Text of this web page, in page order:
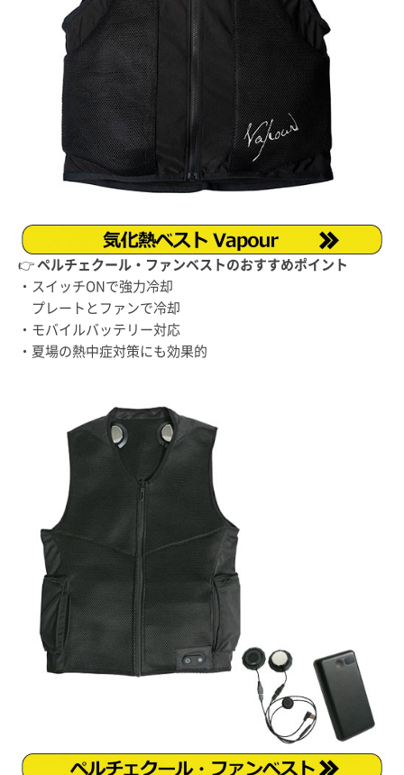
👉 ペルチェクール・ファンベストのおすすめポイント
・スイッチONで強力冷却
プレートとファンで冷却
・モバイルバッテリー対応
・夏場の熱中症対策にも効果的